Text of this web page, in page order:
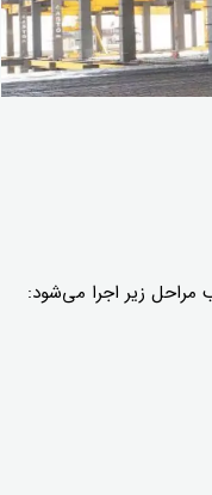
مراحل زیر اجرا می‌شود: